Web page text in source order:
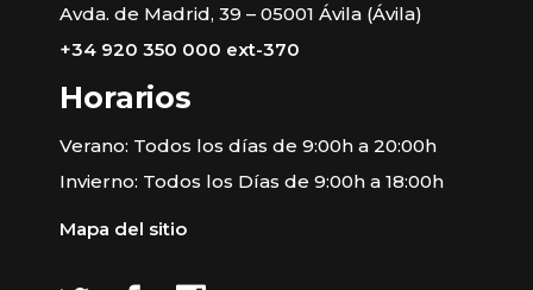
Avda. de Madrid, 39 – 05001 Ávila (Ávila)
+34 920 350 000 ext-370
Horarios
Verano: Todos los días de 9:00h a 20:00h
Invierno: Todos los Días de 9:00h a 18:00h
Mapa del sitio